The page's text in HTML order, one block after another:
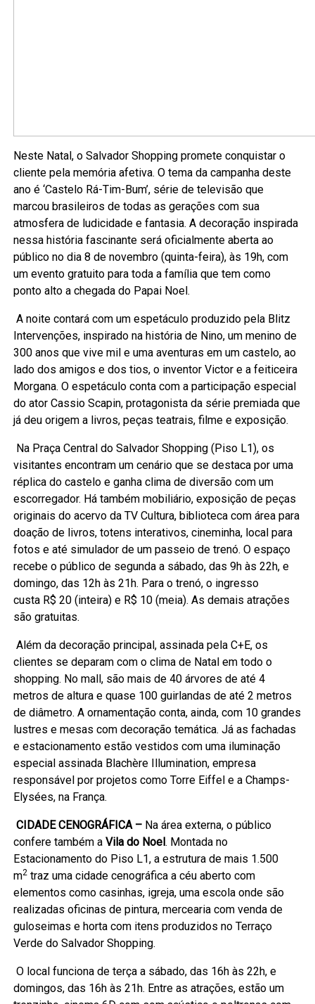
Neste Natal, o Salvador Shopping promete conquistar o
cliente pela memória afetiva. O tema da campanha deste
ano é ‘Castelo Rá-Tim-Bum’, série de televisão que
marcou brasileiros de todas as gerações com sua
atmosfera de ludicidade e fantasia. A decoração inspirada
nessa história fascinante será oficialmente aberta ao
público no dia 8 de novembro (quinta-feira), às 19h, com
um evento gratuito para toda a família que tem como
ponto alto a chegada do Papai Noel.
A noite contará com um espetáculo produzido pela Blitz
Intervenções, inspirado na história de Nino, um menino de
300 anos que vive mil e uma aventuras em um castelo, ao
lado dos amigos e dos tios, o inventor Victor e a feiticeira
Morgana. O espetáculo conta com a participação especial
do ator Cassio Scapin, protagonista da série premiada que
já deu origem a livros, peças teatrais, filme e exposição.
Na Praça Central do Salvador Shopping (Piso L1), os
visitantes encontram um cenário que se destaca por uma
réplica do castelo e ganha clima de diversão com um
escorregador. Há também mobiliário, exposição de peças
originais do acervo da TV Cultura, biblioteca com área para
doação de livros, totens interativos, cineminha, local para
fotos e até simulador de um passeio de trenó. O espaço
recebe o público de segunda a sábado, das 9h às 22h, e
domingo, das 12h às 21h. Para o trenó, o ingresso
custa R$ 20 (inteira) e R$ 10 (meia). As demais atrações
são gratuitas.
Além da decoração principal, assinada pela C+E, os
clientes se deparam com o clima de Natal em todo o
shopping. No mall, são mais de 40 árvores de até 4
metros de altura e quase 100 guirlandas de até 2 metros
de diâmetro. A ornamentação conta, ainda, com 10 grandes
lustres e mesas com decoração temática. Já as fachadas
e estacionamento estão vestidos com uma iluminação
especial assinada Blachère Illumination, empresa
responsável por projetos como Torre Eiffel e a Champs-
Elysées, na França.
CIDADE CENOGRÁFICA – Na área externa, o público
confere também aVila do Noel. Montada no
Estacionamento do Piso L1, a estrutura de mais 1.500
m2 traz uma cidade cenográfica a céu aberto com
elementos como casinhas, igreja, uma escola onde são
realizadas oficinas de pintura, mercearia com venda de
guloseimas e horta com itens produzidos no Terraço
Verde do Salvador Shopping.
O local funciona de terça a sábado, das 16h às 22h, e
domingos, das 16h às 21h. Entre as atrações, estão um